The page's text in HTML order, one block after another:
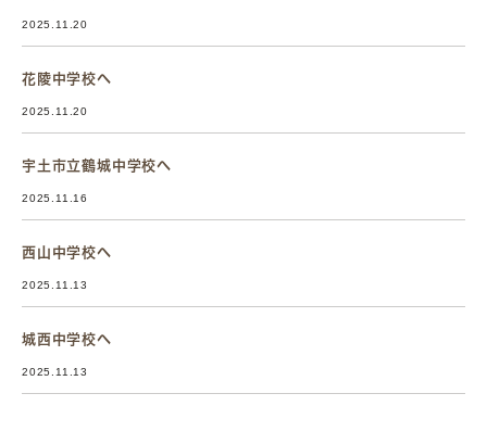
2025.11.20
花陵中学校へ
2025.11.20
宇土市立鶴城中学校へ
2025.11.16
西山中学校へ
2025.11.13
城西中学校へ
2025.11.13